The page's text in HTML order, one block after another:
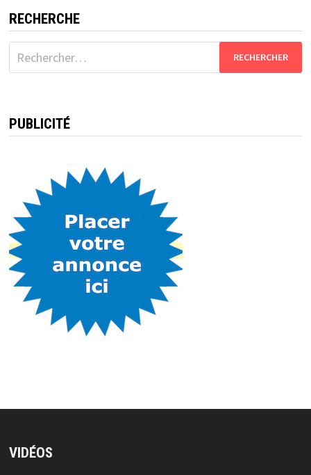
RECHERCHE
Rechercher :
PUBLICITÉ
VIDÉOS